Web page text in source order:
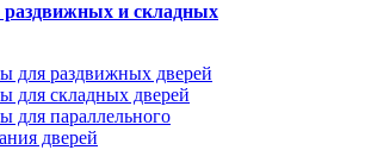
и складных
для раздвижных дверей
для складных дверей
для параллельного
дверей